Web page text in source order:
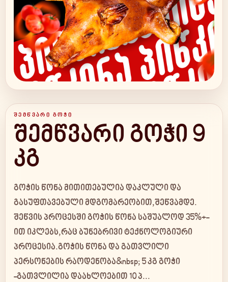
ᲨᲔᲛᲬᲕᲐᲠᲘ ᲒᲝᲭᲘ
შემწვარი გოჭი 9
კგ
გოჭის წონა მითითებულია დაკლული და
გასუფთავებული მდგომარეობით,შეწვამდე.
შეწვის პროცესში გოჭის წონა საშუალოდ 35%+-
ით იკლებს,რაც ბუნებრივი ტექნოლოგიური
პროცესია.გოჭის წონა და გათვლილი
პერსონების რაოდენობა&nbsp; 5 კგ გოჭი
-გათვლილია დაახლოებით 10 პ...